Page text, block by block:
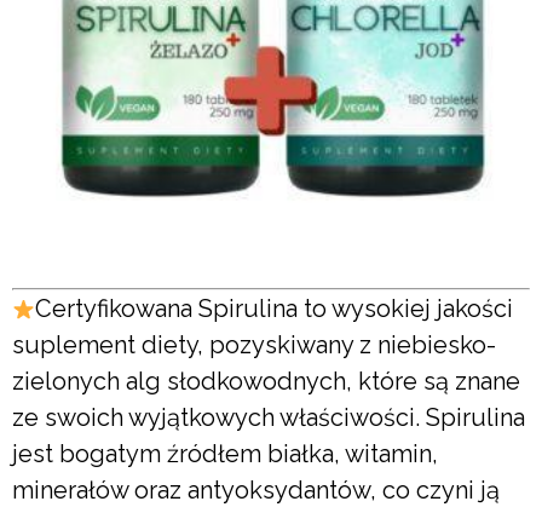
Certyfikowana Spirulina to wysokiej jakości
suplement diety, pozyskiwany z niebiesko-
zielonych alg słodkowodnych, które są znane
ze swoich wyjątkowych właściwości. Spirulina
jest bogatym źródłem białka, witamin,
minerałów oraz antyoksydantów, co czyni ją